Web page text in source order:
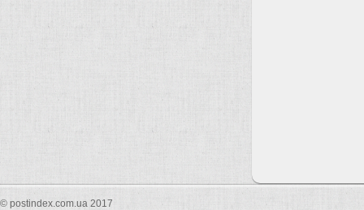
© postindex.com.ua 2017